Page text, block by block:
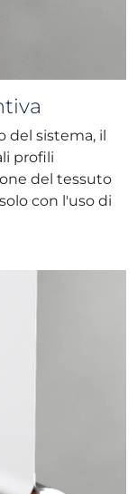
del sistema, il
profili
del tessuto
con l'uso di